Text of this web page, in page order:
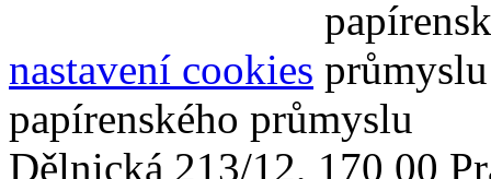
nastavení cookies
papírenského průmyslu
Dělnická 213/12, 170 00